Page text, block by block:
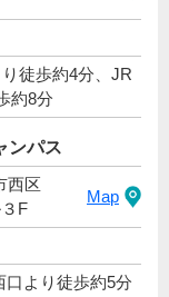
徒歩約4分、JR
約8分
ンパス
西区
F
Map
より徒歩約5分